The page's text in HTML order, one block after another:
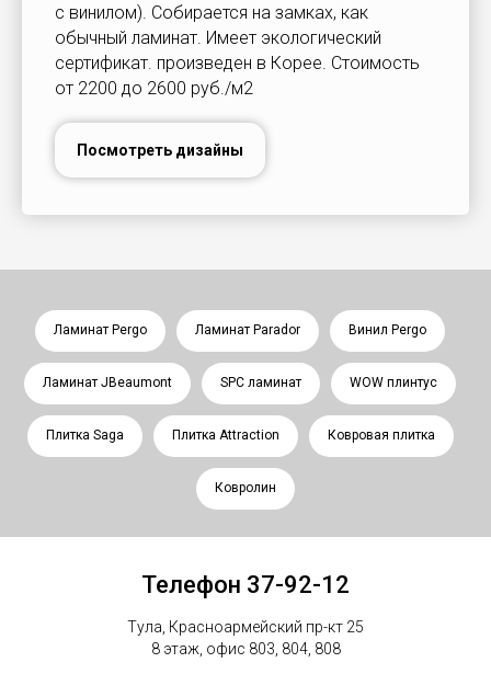
с винилом). Собирается на замках, как
обычный ламинат. Имеет экологический
сертификат. произведен в Корее. Стоимость
от 2200 до 2600 руб./м2
Посмотреть дизайны
Ламинат Pergo Ламинат Parador Винил Pergo
Ламинат JBeaumont SPC ламинат WOW плинтус
Плитка Saga Плитка Attraction Ковровая плитка
Ковролин
Телефон 37-92-12
Тула, Красноармейский пр-кт 25
8 этаж, офис 803, 804, 808